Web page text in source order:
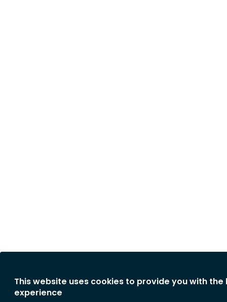
This website uses cookies to provide you with the
experience